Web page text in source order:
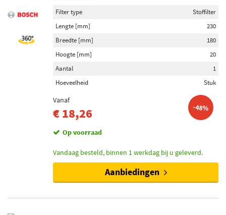
Filter type
Stoffilter
Lengte [mm]
230
Breedte [mm]
180
Hoogte [mm]
20
Aantal
1
Hoeveelheid
Stuk
Vanaf
€ 18,26 -48%
Op voorraad
Vandaag besteld, binnen 1 werkdag bij u geleverd.
Aanbiedingen